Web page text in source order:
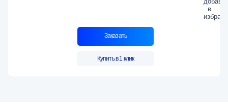
Заказать
Купить в 1 клик